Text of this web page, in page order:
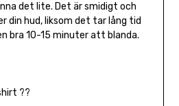
det lite. Det är smidigt och
din hud, liksom det tar lång tid
bra 10-15 minuter att blanda.
??